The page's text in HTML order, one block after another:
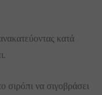
κατά
να σιγοβράσει